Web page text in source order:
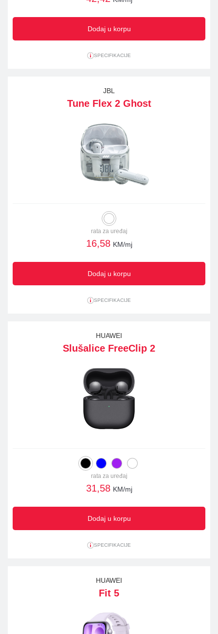
Dodaj u korpu
SPECIFIKACIJE
JBL
Tune Flex 2 Ghost
rata za uređaj
16,58 KM/mj
Dodaj u korpu
SPECIFIKACIJE
HUAWEI
Slušalice FreeClip 2
rata za uređaj
31,58 KM/mj
Dodaj u korpu
SPECIFIKACIJE
HUAWEI
Fit 5